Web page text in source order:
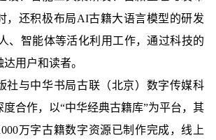
，还积极布局AI古籍大语言模型的研发
、智能体等活化利用工作，通过科技的
用户和读者。
与中华书局古联（北京）数字传媒科
合作，以“中华经典古籍库”为平台，其
万字古籍数字资源已制作完成，线上